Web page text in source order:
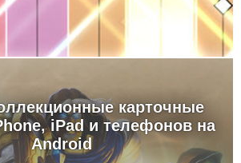
карточные
iPad и телефонов на
Android